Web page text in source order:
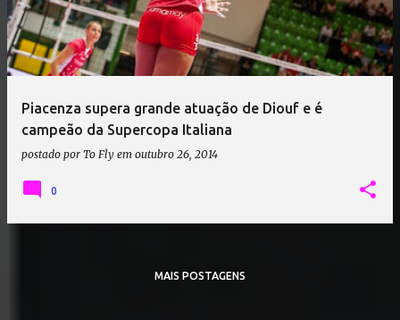
Piacenza supera grande atuação de Diouf e é
campeão da Supercopa Italiana
postado por To Fly em outubro 26, 2014
0
MAIS POSTAGENS